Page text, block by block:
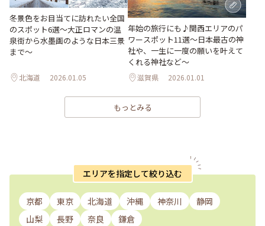
冬景色をお目当てに訪れたい全国
のスポット6選〜大正ロマンの温
泉街から水墨画のような日本三景
まで〜
北海道 2026.01.05
年始の旅行にも♪関西エリアのパ
ワースポット11選～日本最古の神
社や、一生に一度の願いを叶えて
くれる神社など～
滋賀県 2026.01.01
もっとみる
エリアを指定して絞り込む
京都 東京 北海道 沖縄 神奈川
静岡
山梨
長野 奈良 鎌倉